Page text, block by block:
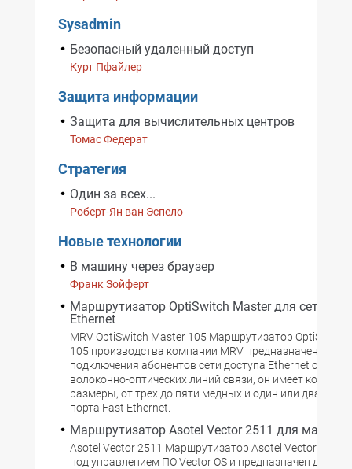
Sysadmin
Безопасный удаленный доступ
Курт Пфайлер
Защита информации
Защита для вычислительных центров
Томас Федерат
Стратегия
Один за всех...
Роберт-Ян ван Эспело
Новые технологии
В машину через браузер
Франк Зойферт
Маршрутизатор OptiSwitch Master для сети
Ethernet
MRV OptiSwitch Master 105 Mаршрутизатор OptiSwitch
105 производства компании MRV предназначен для
подключения абонентов сети доступа Ethernet с
волоконно-оптических линий связи, он имеет
размеры, от трех до пяти медных и один или два
порта Fast Ethernet.
Маршрутизатор Asotel Vector 2511 для малых
Asotel Vector 2511 Mаршрутизатор Asotel Vector 2511
под управлением ПО Vector OS и предназначен для